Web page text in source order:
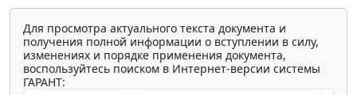
Для просмотра актуального текста документа и
получения полной информации о вступлении в силу,
изменениях и порядке применения документа,
воспользуйтесь поиском в Интернет-версии системы
ГАРАНТ: